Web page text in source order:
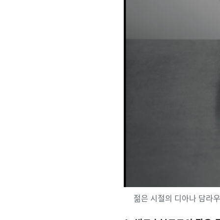
젊은 시절의 디아나 담라